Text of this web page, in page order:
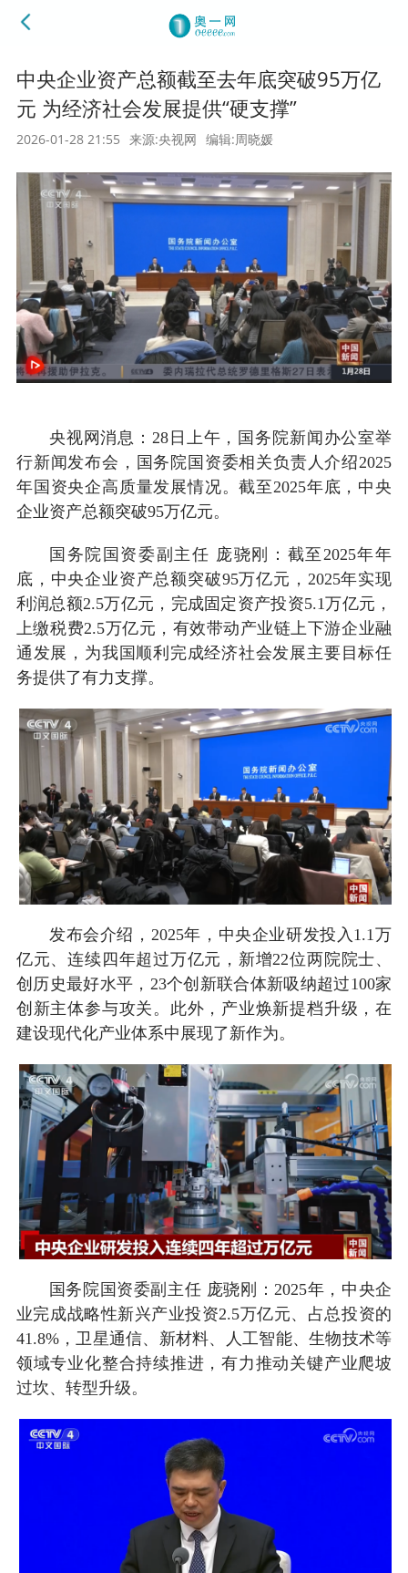
中央企业资产总额截至去年底突破95万亿
元 为经济社会发展提供“硬支撑”
2026-01-28 21:55 来源:央视网 编辑:周晓媛
央视网消息：28日上午，国务院新闻办公室举
行新闻发布会，国务院国资委相关负责人介绍2025
年国资央企高质量发展情况。截至2025年底，中央
企业资产总额突破95万亿元。
国务院国资委副主任 庞骁刚：截至2025年年
底，中央企业资产总额突破95万亿元，2025年实现
利润总额2.5万亿元，完成固定资产投资5.1万亿元，
上缴税费2.5万亿元，有效带动产业链上下游企业融
通发展，为我国顺利完成经济社会发展主要目标任
务提供了有力支撑。
发布会介绍，2025年，中央企业研发投入1.1万
亿元、连续四年超过万亿元，新增22位两院院士、
创历史最好水平，23个创新联合体新吸纳超过100家
创新主体参与攻关。此外，产业焕新提档升级，在
建设现代化产业体系中展现了新作为。
国务院国资委副主任 庞骁刚：2025年，中央企
业完成战略性新兴产业投资2.5万亿元、占总投资的
41.8%，卫星通信、新材料、人工智能、生物技术等
领域专业化整合持续推进，有力推动关键产业爬坡
过坎、转型升级。